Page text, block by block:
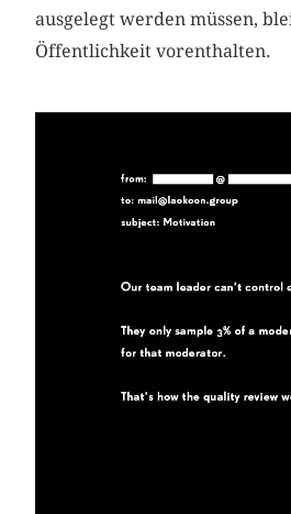
ausgelegt werden müssen,
Öffentlichkeit vorenthalten.